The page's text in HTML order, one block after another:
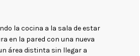
la cocina a la sala de estar
en la pared con una nueva
área distinta sin llegar a